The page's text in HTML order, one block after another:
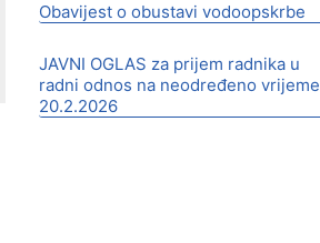
Obavijest o obustavi vodoopskrbe
JAVNI OGLAS za prijem radnika u
radni odnos na neodređeno vrijeme
20.2.2026